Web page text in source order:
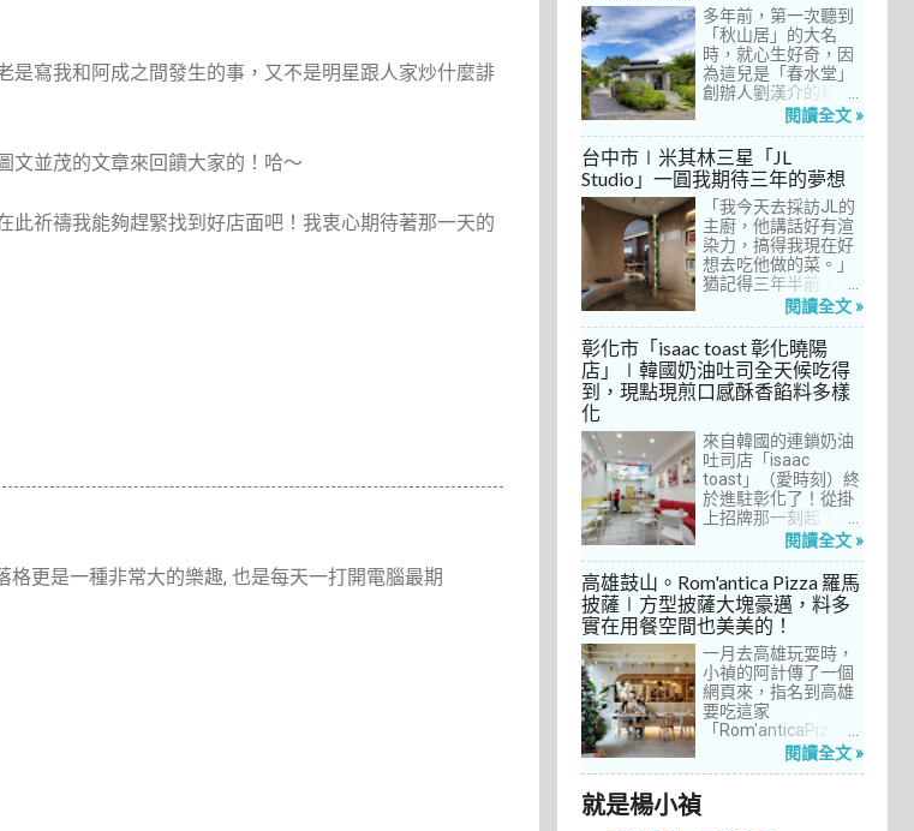
寫我和阿成之間發生的事，又不是明星跟人家炒什麼誹
文並茂的文章來回饋大家的！哈～
祈禱我能夠趕緊找到好店面吧！我衷心期待著那一天的
更是一種非常大的樂趣, 也是每天一打開電腦最期
宮」到台中的
「澀」，再比較了幾
間價位較親民的牛排
餐廳……，最終，小禎
選定了阿姨及表弟剛
去吃過的「法森小
館」，理由很簡單：
歐法套餐1680元起的
價位可以接受，而且
不是無菜單料理，從
開胃菜、湯品、主
菜、甜點等，通通可
以選自己喜歡的，小
禎覺得能夠自由搭配
很讚！而且「法森小
館」是台中老字號的
不斷，能夠屹立不搖
這麼多年，一定有它
的道理在呀！
多年前，第一次聽到
「秋山居」的大名
時，就心生好奇，因
為這兒是「春水堂」
創辦人劉漢介的私人
招待所，只對會員開
自從十多年前搬回彰
化之後，小禎才開始
上春水堂吃飯、喝
茶，有一度還把春水
堂當麵店在吃，每週
到台中上課時，總忍
不住奔入春水堂，點
上一碗「XO醬拌麵」
搭配一杯茶飲，後來
也嘗試過其他茶點，
對春水堂的餐飲很有
信心。因此，一得知
秋山居是春水堂創辦
人開設的，感覺就是
食的小禎而言，自然
深具吸引力。
閱讀全文 »
台中市∣米其林三星「JL
Studio」一圓我期待三年的夢想
「我今天去採訪JL的
主廚，他講話好有渲
染力，搞得我現在好
想去吃他做的菜。」
猶記得三年半前，當
米其林評鑑要來台中
做了一次得獎預測，
於是我因為工作踏入
JL Studio，當天回家
之後，我就迫不及待
從事美食採訪20多
年，只採訪沒吃的店
也不計其數，但從沒
有一家餐廳讓我這樣
充滿渴望，留下「真
的好想吃吃看」的懸
閱讀全文 »
彰化市「isaac toast 彰化曉陽
店」∣韓國奶油吐司全天候吃得
到，現點現煎口感酥香餡料多樣
化
來自韓國的連鎖奶油
吐司店「isaac
toast」（愛時刻）終
於進駐彰化了！從掛
上招牌那一刻起，小
禎就想著找時間來吃
家連鎖店許久，只是
每次去台中誘惑實在
太多了！就……，這一
次離家這麼近，不來
吃真的說不過去。
閱讀全文 »
高雄鼓山。Rom'antica Pizza 羅馬
披薩∣方型披薩大塊豪邁，料多
實在用餐空間也美美的！
一月去高雄玩耍時，
小禎的阿計傳了一個
網頁來，指名到高雄
要吃這家
「Rom'anticaPizza
羅馬披薩」，看了圖
閱讀全文 »
就是楊小禎